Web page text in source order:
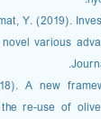
Y. (2019).
various
A new
re-use of